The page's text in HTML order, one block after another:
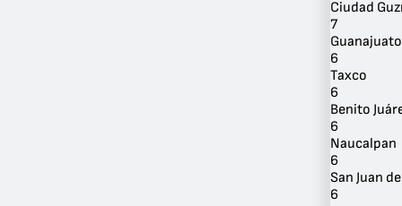
Ciudad
7
Guanajuato
6
Taxco
6
Benito
6
Naucalpan
6
San Juan
6